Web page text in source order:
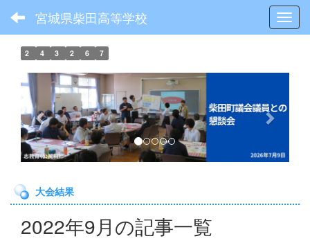
宮城県柴田高等学校
2 4 3 2 6 7
e
v
i
u
s
e
x
大会結果
2022年9月の記事一覧